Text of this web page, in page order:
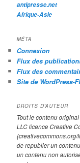
antipresse.net
Afrique-Asie
MÉTA
Connexion
Flux des
Flux des
Site de WordPress-
DROITS D’AUTEUR
Tout le contenu
LLC licence Creative
de republier un
un contenu non